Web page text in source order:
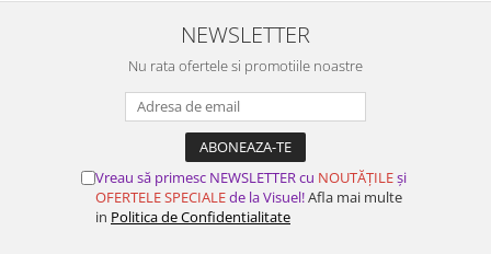
NEWSLETTER
Nu rata ofertele si promotiile noastre
Vreau să primesc NEWSLETTER cu NOUTĂȚILEși
OFERTELE SPECIALEde la Visuel!Afla mai multe
in Politica de Confidentialitate